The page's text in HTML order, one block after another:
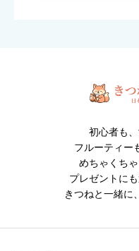
初心者も
フルーティー
めちゃくち
プレゼントに
きつねと一緒に